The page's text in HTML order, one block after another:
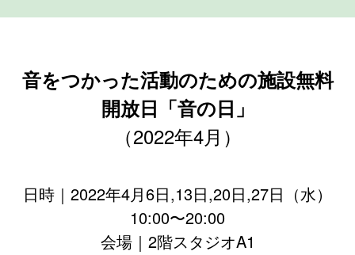
音をつかった活動のための施設無料
開放日「音の日」
（2022年4月）
日時｜2022年4月6日,13日,20日,27日（水）
10:00〜20:00
会場｜2階スタジオA1